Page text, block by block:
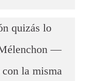
quizás lo
—
la misma